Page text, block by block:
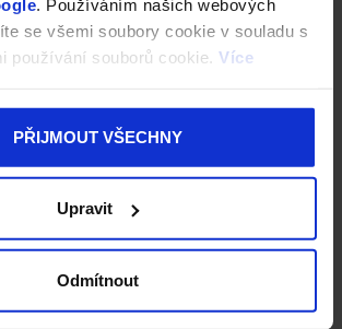
. Používáním našich webových
se všemi soubory cookie v souladu s
používání souborů cookie. Více
PŘIJMOUT VŠECHNY
Upravit
Odmítnout